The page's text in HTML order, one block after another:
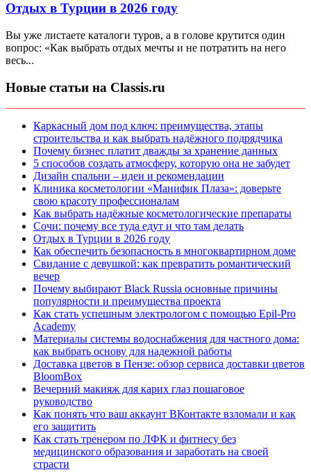
Отдых в Турции в 2026 году
Вы уже листаете каталоги туров, а в голове крутится один
вопрос: «Как выбрать отдых мечты и не потратить на него
весь...
Новые статьи на Classis.ru
Каркасный дом под ключ: преимущества, этапы
строительства и как выбрать надёжного подрядчика
Почему бизнес платит дважды за хранение данных
5 способов создать атмосферу, которую она не забудет
Дизайн спальни – идеи и рекомендации
Клиника косметологии «Манифик Плаза»: доверьте
свою красоту профессионалам
Как выбрать надёжные косметологические препараты
Сочи: почему все туда едут и что там делать
Отдых в Турции в 2026 году
Как обеспечить безопасность в многоквартирном доме
Свидание с девушкой: как превратить романтический
вечер
Почему выбирают Black Russia основные причины
популярности и преимущества проекта
Как стать успешным электрологом с помощью Epil-Pro
Academy
Материалы системы водоснабжения для частного дома:
как выбрать основу для надежной работы
Доставка цветов в Пензе: обзор сервиса доставки цветов
BloomBox
Вечерний макияж для карих глаз пошаговое
руководство
Как понять что ваш аккаунт ВКонтакте взломали и как
его защитить
Как стать тренером по ЛФК и фитнесу без
медицинского образования и заработать на своей
страсти